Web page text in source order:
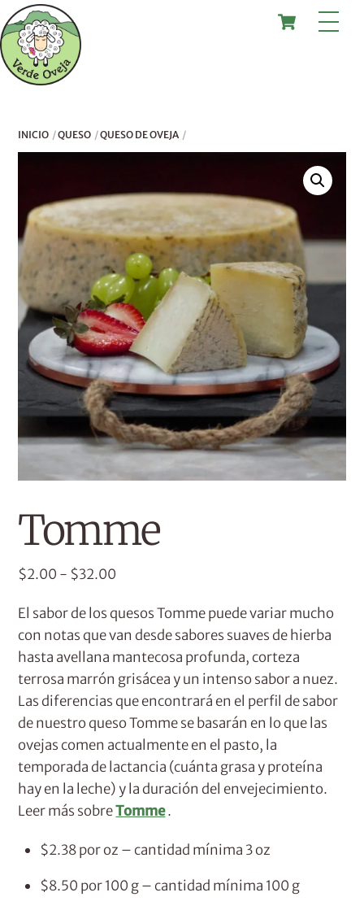
Skip
to
content
Cart
INICIO QUESO QUESO DE OVEJA
Tomme
$2.00 - $32.00
precios:
desde
$2.00
hasta
$32.00
El sabor de los quesos Tomme puede variar mucho
con notas que van desde sabores suaves de hierba
hasta avellana mantecosa profunda, corteza
terrosa marrón grisácea y un intenso sabor a nuez.
Las diferencias que encontrará en el perfil de sabor
de nuestro queso Tomme se basarán en lo que las
ovejas comen actualmente en el pasto, la
temporada de lactancia (cuánta grasa y proteína
hay en la leche) y la duración del envejecimiento.
Leer más sobreTomme.
$2.38 por oz – cantidad mínima 3 oz
$8.50 por 100 g – cantidad mínima 100 g